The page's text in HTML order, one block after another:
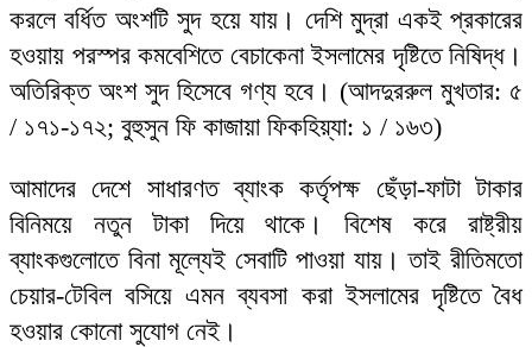
করলে বর্ধিত অংশটি সুদ হয়ে যায়। দেশি মুদ্রা একই প্রকারের
হওয়ায় পরস্পর কমবেশিতে বেচাকেনা ইসলামের দৃষ্টিতে নিষিদ্ধ।
অতিরিক্ত অংশ সুদ হিসেবে গণ্য হবে। (আদদুররুল মুখতার: ৫
/ ১৭১-১৭২; বুহুসুন ফি কাজায়া ফিকহিয়্যা: ১ / ১৬৩)
আমাদের দেশে সাধারণত ব্যাংক কর্তৃপক্ষ ছেঁড়া-ফাটা টাকার
বিনিময়ে নতুন টাকা দিয়ে থাকে। বিশেষ করে রাষ্ট্রীয়
ব্যাংকগুলোতে বিনা মূল্যেই সেবাটি পাওয়া যায়। তাই রীতিমতো
চেয়ার-টেবিল বসিয়ে এমন ব্যবসা করা ইসলামের দৃষ্টিতে বৈধ
হওয়ার কোনো সুযোগ নেই।